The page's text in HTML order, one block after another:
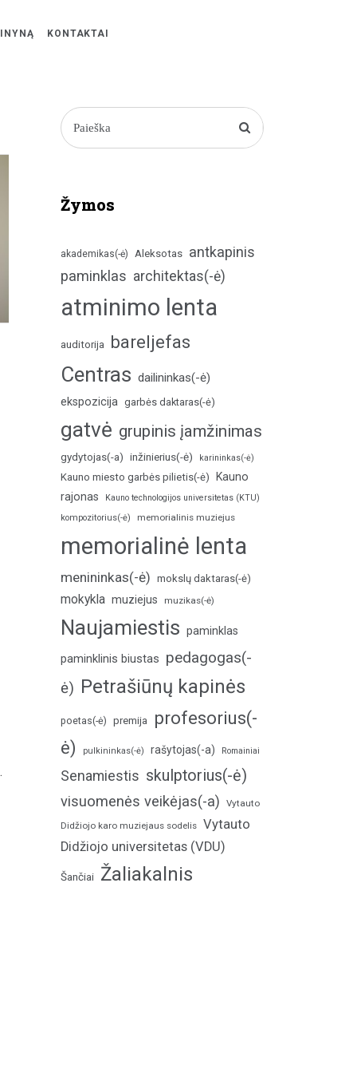
KONTAKTAI
Žymos
akademikas(-ė) Aleksotas antkapinis
paminklas architektas(-ė)
atminimo lenta
auditorija bareljefas
Centras dailininkas(-ė)
ekspozicija garbės daktaras(-ė)
gatvė grupinis įamžinimas
gydytojas(-a) inžinierius(-ė) karininkas(-ė)
Kauno miesto garbės pilietis(-ė)
Kauno
rajonas
Kauno technologijos universitetas (KTU)
kompozitorius(-ė)
memorialinis muziejus
memorialinė lenta
menininkas(-ė) mokslų daktaras(-ė)
mokykla muziejus muzikas(-ė)
Naujamiestis paminklas
paminklinis biustas pedagogas(-
ė) Petrašiūnų kapinės
poetas(-ė) premija
profesorius(-
ė)
pulkininkas(-ė) rašytojas(-a) Romainiai
Senamiestis skulptorius(-ė)
visuomenės veikėjas(-a)
Vytauto
Didžiojo karo muziejaus sodelis Vytauto
Didžiojo universitetas (VDU)
Šančiai Žaliakalnis